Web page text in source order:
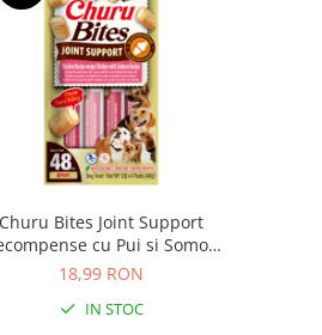
Churu Bites Joint Support
cu Pui si Somon
pentru Caini
18,99 RON
IN STOC